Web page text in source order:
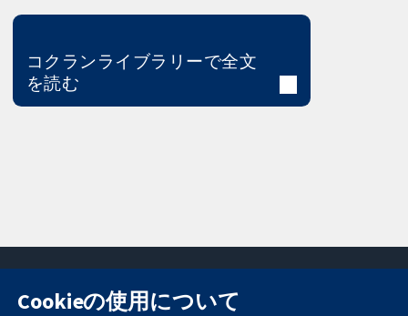
コクランライブラリーで全文
を読む
Cookieの使用について